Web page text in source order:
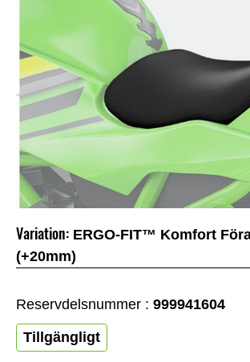
Variation: ERGO-FIT™ Komfort
(+20mm)
Reservdelsnummer : 999941604
Tillgängligt